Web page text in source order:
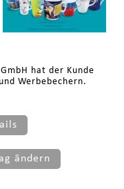
hat der Kunde
Werbebechern.
ändern